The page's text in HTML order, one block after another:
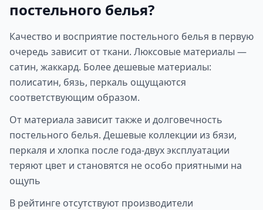
постельного белья?
Качество и восприятие постельного белья в первую
очередь зависит от ткани. Люксовые материалы —
сатин, жаккард. Более дешевые материалы:
полисатин, бязь, перкаль ощущаются
соответствующим образом.
От материала зависит также и долговечность
постельного белья. Дешевые коллекции из бязи,
перкаля и хлопка после года-двух эксплуатации
теряют цвет и становятся не особо приятными на
ощупь
В рейтинге отсутствуют производители